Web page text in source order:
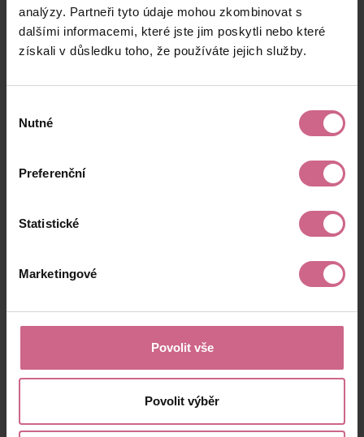
analýzy. Partneři tyto údaje mohou zkombinovat s
dalšími informacemi, které jste jim poskytli nebo které
získali v důsledku toho, že používáte jejich služby.
souhlasu
Nutné
Preferenční
Statistické
Marketingové
Povolit vše
Povolit výběr
Aktuální výsledek
4 181,80 Kč